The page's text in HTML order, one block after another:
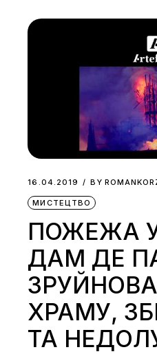
16.04.2019 BY
МИСТЕЦТВО
ПОЖЕЖА
ДАМ ДЕ
ХРАМУ,
ТА